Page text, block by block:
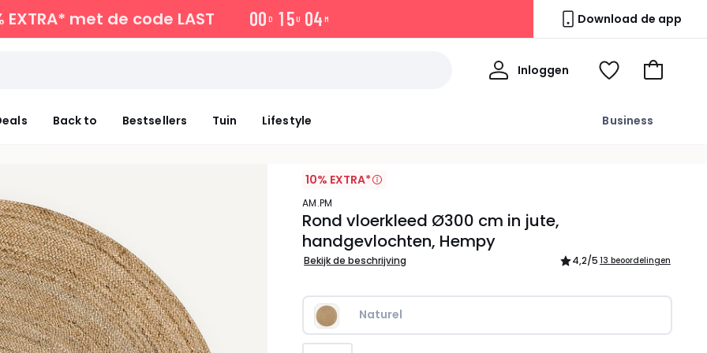
EXTRA* met de code LAST 00 D 15U 04 M Download de app
Back to Bestsellers Tuin Lifestyle Business
Inloggen
Mijn
Kijk
Naar
10% EXTRA*
AM.PM
Rond vloerkleed Ø300 cm in jute,
handgevlochten, Hempy
Bekijk de beschrijving 4,2/5 13 beoordelingen
Naturel